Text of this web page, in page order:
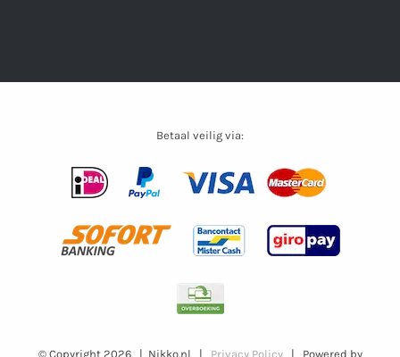
Betaal veilig via:
© Copyright 2026 | Nikko.nl | Privacy Policy| Powered by